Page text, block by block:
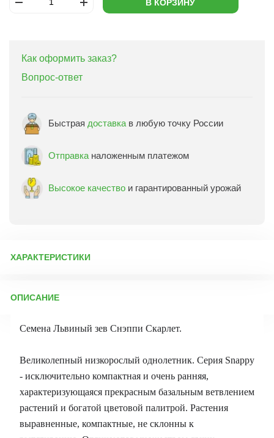
В КОРЗИНУ
Как оформить заказ?
Вопрос-ответ
Быстрая доставка в любую точку России
Отправка наложенным платежом
Высокое качество и гарантированный урожай
ХАРАКТЕРИСТИКИ
Бренд товара:
ОПИСАНИЕ
Семена Львиный зев Снэппи Скарлет.
Великолепный низкорослый однолетник. Серия Snappy
- исключительно компактная и очень ранняя,
характеризующаяся прекрасным базальным ветвлением
растений и богатой цветовой палитрой. Растения
выравненные, компактные, не склонны к